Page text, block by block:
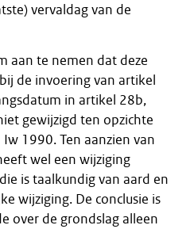
vervaldag van de
aan te nemen dat deze
de invoering van artikel
in artikel 28b,
gewijzigd ten opzichte
1990. Ten aanzien van
wel een wijziging
is taalkundig van aard en
wijziging. De conclusie is
over de grondslag alleen